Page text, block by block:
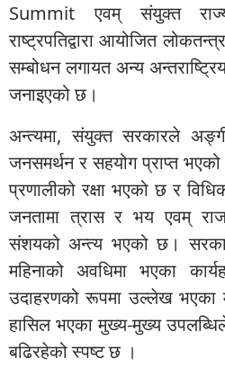
Summit एवम् संयुक्त राज्य
राष्ट्रपतिद्वारा आयोजित
सम्बोधन लगायत अन्य
जनाइएको छ।
अन्त्यमा, संयुक्त सरकारले
जनसमर्थन र सहयोग प्राप्त
प्रणालीको रक्षा भएको छ र
जनतामा त्रास र भय एवम्
संशयको अन्त्य भएको छ।
महिनाको अवधिमा भएका
उदाहरणको रूपमा उल्लेख भएका
हासिल भएका मुख्य-मुख्य
बढिरहेको स्पष्ट छ ।